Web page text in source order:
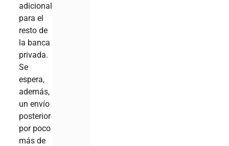
adicionales
para el
resto de
la banca
privada.
Se
espera,
además,
un envío
posterior
por poco
más de